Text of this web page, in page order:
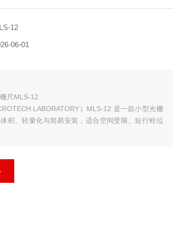
12
06-01
尺MLS-12
LABORATORY）MLS‑12 是一款小型光栅
积、轻量化与简易安装，适合空间受限、短行程位